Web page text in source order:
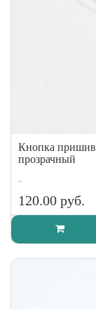
Кнопка
прозрачный
..
120.00 руб.